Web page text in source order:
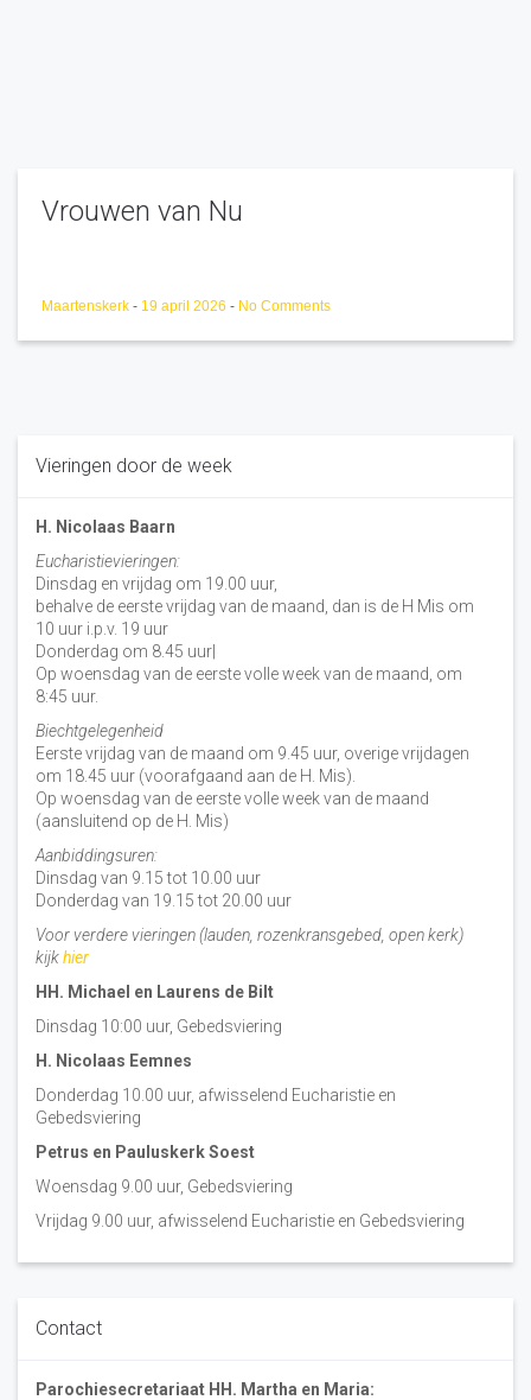
Vrouwen van Nu
Maartenskerk - 19 april 2026 - No Comments
Vieringen door de week
H. Nicolaas Baarn
Eucharistievieringen:
Dinsdag en vrijdag om 19.00 uur,
behalve de eerste vrijdag van de maand, dan is de H Mis om
10 uur i.p.v. 19 uur
Donderdag om 8.45 uur|
Op woensdag van de eerste volle week van de maand, om
8:45 uur.
Biechtgelegenheid
Eerste vrijdag van de maand om 9.45 uur, overige vrijdagen
om 18.45 uur (voorafgaand aan de H. Mis).
Op woensdag van de eerste volle week van de maand
(aansluitend op de H. Mis)
Aanbiddingsuren:
Dinsdag van 9.15 tot 10.00 uur
Donderdag van 19.15 tot 20.00 uur
Voor verdere vieringen (lauden, rozenkransgebed, open kerk)
kijkhier
HH. Michael en Laurens de Bilt
Dinsdag 10:00 uur, Gebedsviering
H. Nicolaas Eemnes
Donderdag 10.00 uur, afwisselend Eucharistie en
Gebedsviering
Petrus en Pauluskerk Soest
Woensdag 9.00 uur, Gebedsviering
Vrijdag 9.00 uur, afwisselend Eucharistie en Gebedsviering
Contact
Parochiesecretariaat HH. Martha en Maria: